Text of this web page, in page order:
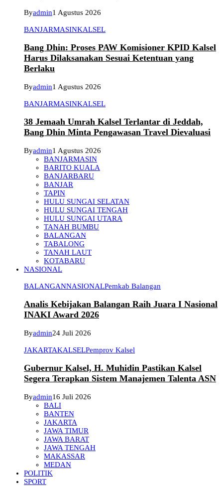
Byadmin1 Agustus 2026
BANJARMASINKALSEL
Bang Dhin: Proses PAW Komisioner KPID Kalsel
Harus Dilaksanakan Sesuai Ketentuan yang
Berlaku
Byadmin1 Agustus 2026
BANJARMASINKALSEL
38 Jemaah Umrah Kalsel Terlantar di Jeddah,
Bang Dhin Minta Pengawasan Travel Dievaluasi
Byadmin1 Agustus 2026
BANJARMASIN
BARITO KUALA
BANJARBARU
BANJAR
TAPIN
HULU SUNGAI SELATAN
HULU SUNGAI TENGAH
HULU SUNGAI UTARA
TANAH BUMBU
BALANGAN
TABALONG
TANAH LAUT
KOTABARU
NASIONAL
BALANGANNASIONALPemkab Balangan
Analis Kebijakan Balangan Raih Juara I Nasional
INAKI Award 2026
Byadmin24 Juli 2026
JAKARTAKALSELPemprov Kalsel
Gubernur Kalsel, H. Muhidin Pastikan Kalsel
Segera Terapkan Sistem Manajemen Talenta ASN
Byadmin16 Juli 2026
BALI
BANTEN
JAKARTA
JAWA TIMUR
JAWA BARAT
JAWA TENGAH
MAKASSAR
MEDAN
POLITIK
SPORT